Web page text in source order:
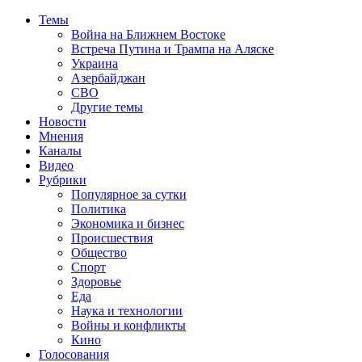
Темы
Война на Ближнем Востоке
Встреча Путина и Трампа на Аляске
Украина
Азербайджан
СВО
Другие темы
Новости
Мнения
Каналы
Видео
Рубрики
Популярное за сутки
Политика
Экономика и бизнес
Происшествия
Общество
Спорт
Здоровье
Еда
Наука и технологии
Войны и конфликты
Кино
Голосования